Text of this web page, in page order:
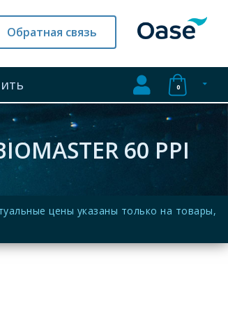
Обратная связь
0
60 PPI
цены указаны только на товары,